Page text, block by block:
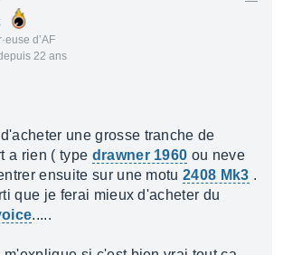
d’AF
22 ans
une grosse tranche de
a rien ( type drawner 1960 ou neve
ensuite sur une motu2408 Mk3 .
que je ferai mieux d'acheter du
.....